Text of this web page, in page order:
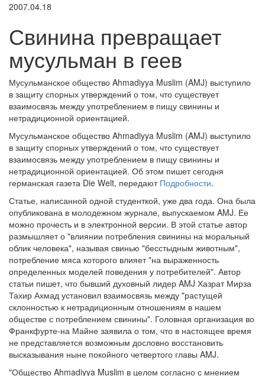
2007.04.18
Свинина превращает
мусульман в геев
Мусульманское общество Ahmadiyya Muslim (AMJ) выступило
в защиту спорных утверждений о том, что существует
взаимосвязь между употреблением в пищу свинины и
нетрадиционной ориентацией.
Мусульманское общество Ahmadiyya Muslim (AMJ) выступило
в защиту спорных утверждений о том, что существует
взаимосвязь между употреблением в пищу свинины и
нетрадиционной ориентацией. Об этом пишет сегодня
германская газета Die Welt, передают Подробности.
Статье, написанной одной студенткой, уже два года. Она была
опубликована в молодежном журнале, выпускаемом AMJ. Ее
можно прочесть и в электронной версии. В этой статье автор
размышляет о "влиянии потребления свинины на моральный
облик человека", называя свинью "бесстыдным животным",
потребление мяса которого влияет "на выраженность
определенных моделей поведения у потребителей". Автор
статьи пишет, что бывший духовный лидер AMJ Хазрат Мирза
Тахир Ахмад установил взаимосвязь между "растущей
склонностью к нетрадиционным отношениям в нашем
обществе с потреблением свинины". Головная организация во
Франкфурте-на Майне заявила о том, что в настоящее время
не представляется возможным дословно восстановить
высказывания ныне покойного четвертого главы AMJ.
"Общество Ahmadiyya Muslim в целом согласно с мнением